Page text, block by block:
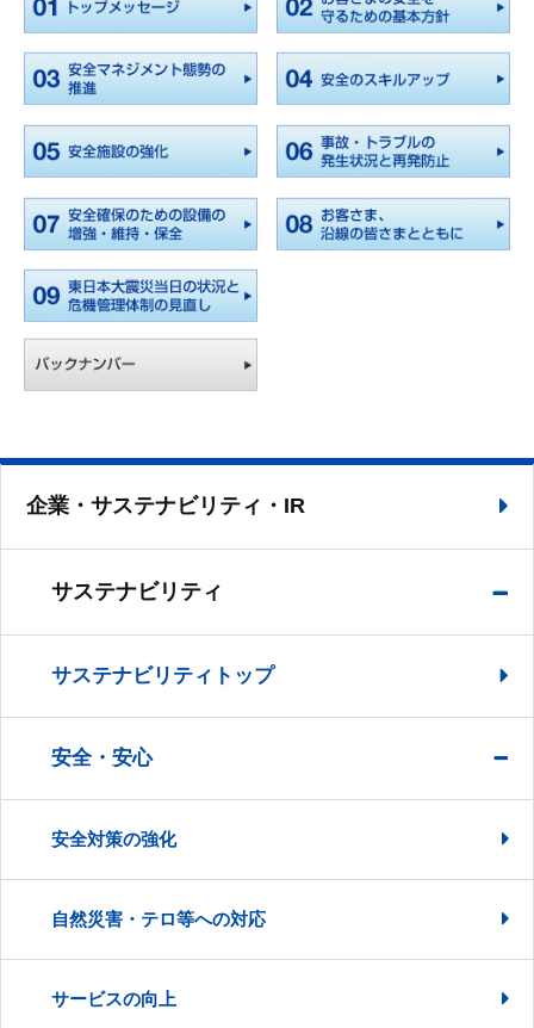
企業・サステナビリティ・IR
サステナビリティ
サステナビリティトップ
安全・安心
安全対策の強化
自然災害・テロ等への対応
サービスの向上